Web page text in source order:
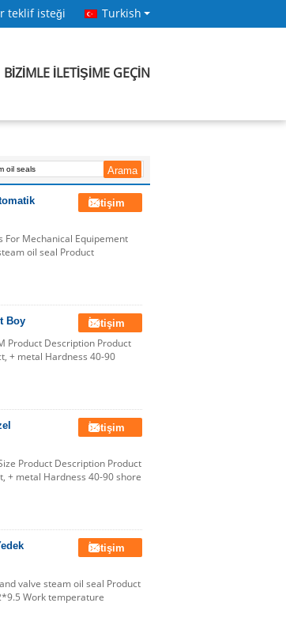
teklif isteği Turkish
BIZIMLE ILETIŞIME GEÇIN
İletişim
For Mechanical Equipement
oil seal Product
Boy İletişim
Product Description Product
+ metal Hardness 40-90
İletişim
Product Description Product
+ metal Hardness 40-90 shore
İletişim
valve steam oil seal Product
Work temperature